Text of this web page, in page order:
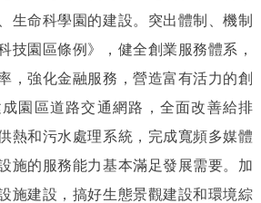
生命科學園的建設。突出體制、機制
技園區條例》，健全創業服務體系，
，強化金融服務，營造富有活力的創
園區道路交通網路，全面改善給排
熱和污水處理系統，完成寬頻多媒體
施的服務能力基本滿足發展需要。加
施建設，搞好生態景觀建設和環境綜